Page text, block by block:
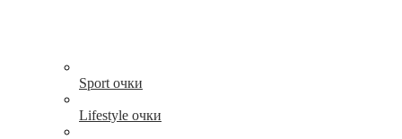
Sport очки
Lifestyle очки